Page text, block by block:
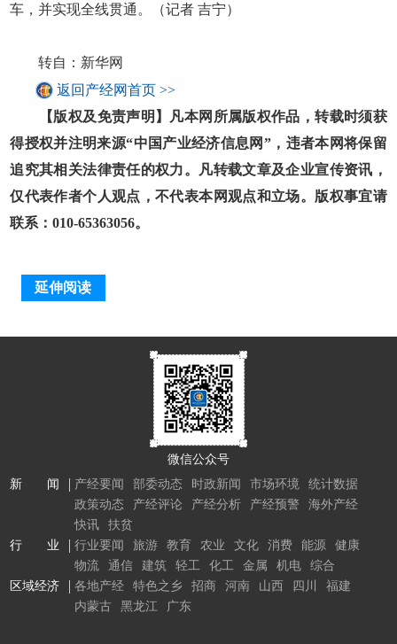
车，并实现全线贯通。（记者 吉宁）
转自：新华网
返回产经网首页 >>
【版权及免责声明】凡本网所属版权作品，转载时须获
得授权并注明来源“中国产业经济信息网”，违者本网将保留
追究其相关法律责任的权力。凡转载文章及企业宣传资讯，
仅代表作者个人观点，不代表本网观点和立场。版权事宜请
联系：010-65363056。
延伸阅读
微信公众号
新 闻
产经要闻 部委动态 时政新闻 市场环境
统计数据
政策动态
产经评论 产经分析 产经预警
海外产经
快讯
扶贫
行 业
行业要闻 旅游 教育 农业 文化 消费 能源
健康
物流
通信 建筑 轻工 化工 金属 机电
综合
区域经济
各地产经 特色之乡 招商 河南 山西 四川
福建
内蒙古
黑龙江 广东